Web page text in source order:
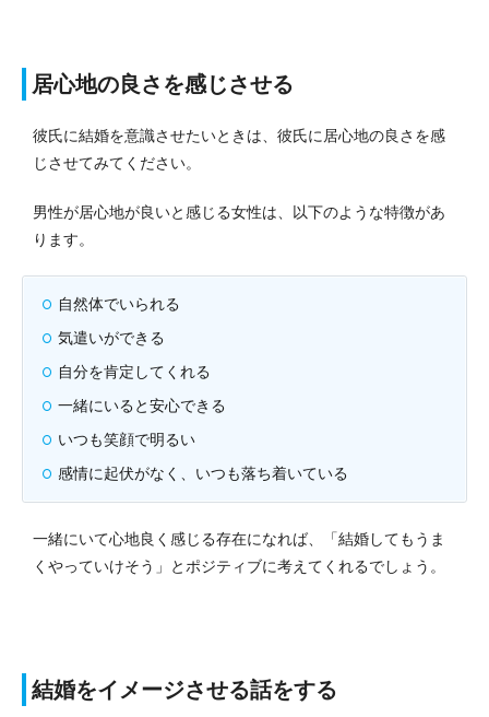
居心地の良さを感じさせる
彼氏に結婚を意識させたいときは、彼氏に居心地の良さを感
じさせてみてください。
男性が居心地が良いと感じる女性は、以下のような特徴があ
ります。
自然体でいられる
気遣いができる
自分を肯定してくれる
一緒にいると安心できる
いつも笑顔で明るい
感情に起伏がなく、いつも落ち着いている
一緒にいて心地良く感じる存在になれば、「結婚してもうま
くやっていけそう」とポジティブに考えてくれるでしょう。
結婚をイメージさせる話をする